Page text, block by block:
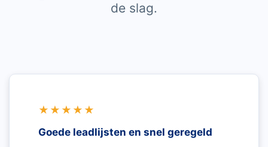
de slag.
★★★★★
Goede leadlijsten en snel geregeld